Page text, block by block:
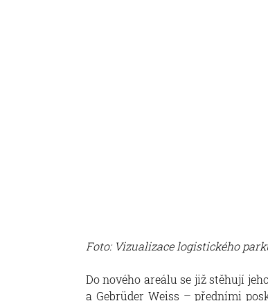
Foto: Vizualizace logistického
Do nového areálu se již stěhují
a Gebrüder Weiss – předními